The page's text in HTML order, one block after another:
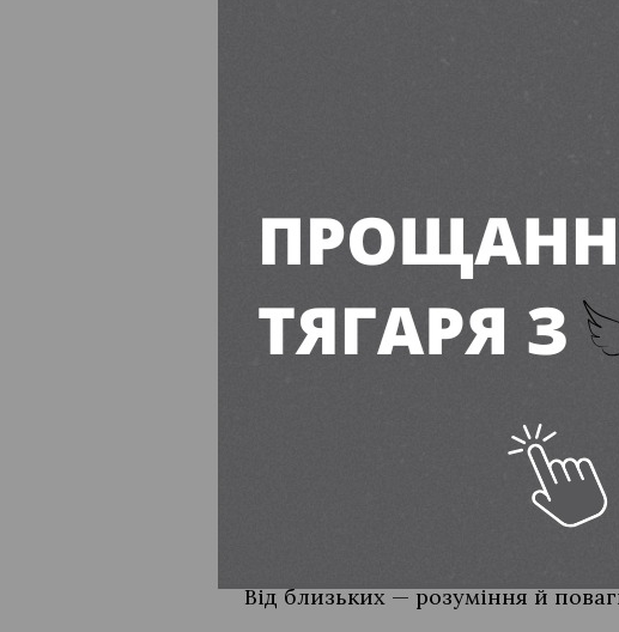
Рік новий стане роком надії.
Хай здоровʼя міцного прибуде,
Щастя, радості, посмішок всюди!
Щоб були всі гуляння веселі!
Творчих успіхів, сил і наснаги.
Від близьких — розуміння й